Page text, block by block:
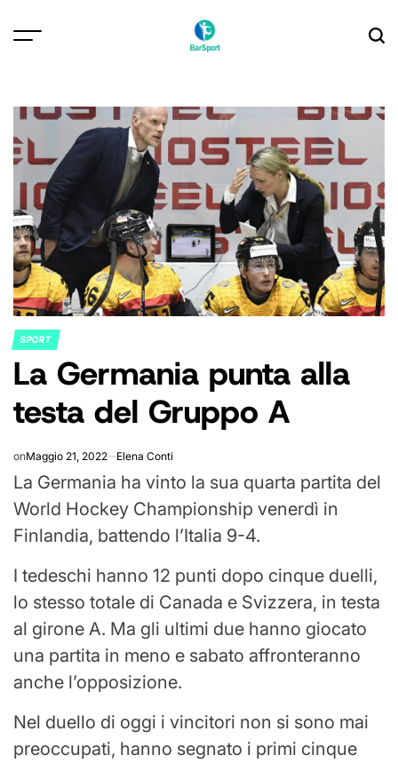
POSTED
IN
SPORT
La Germania punta alla
testa del Gruppo A
onMaggio 21, 2022 Elena Conti
La Germania ha vinto la sua quarta partita del
World Hockey Championship venerdì in
Finlandia, battendo l’Italia 9-4.
I tedeschi hanno 12 punti dopo cinque duelli,
lo stesso totale di Canada e Svizzera, in testa
al girone A. Ma gli ultimi due hanno giocato
una partita in meno e sabato affronteranno
anche l’opposizione.
Nel duello di oggi i vincitori non si sono mai
preoccupati, hanno segnato i primi cinque